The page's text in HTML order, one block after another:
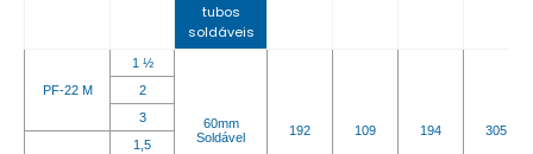
tubos
soldáveis
PF-22 M
1 ½
60mm
Soldável
192 109 194 305
2
3
1,5